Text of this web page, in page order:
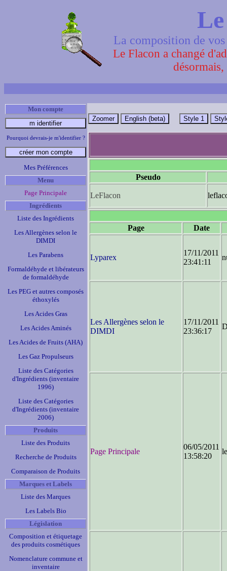
La composition de
Le Flacon a changé
Mon compte
Pourquoi devrais-je m'identifier ?
Mes Préférences
Menu
Page Principale
Ingrédients
Liste des Ingrédients
Les Allergènes selon le
DIMDI
Les Parabens
Formaldéhyde et libérateurs
de formaldéhyde
Les PEG et autres composés
éthoxylés
Les Acides Gras
Les Acides Aminés
Les Acides de Fruits (AHA)
Les Gaz Propulseurs
Liste des Catégories
d'Ingrédients (inventaire
1996)
Liste des Catégories
d'Ingrédients (inventaire
2006)
Produits
Liste des Produits
Recherche de Produits
Comparaison de Produits
Marques et Labels
Liste des Marques
Les Labels Bio
Législation
Composition et étiquetage
des produits cosmétiques
Nomenclature commune et
inventaire
Pseudo
LeFlacon
Page Date
Lyparex
17/11/2011
23:41:11
Les Allergènes selon le
DIMDI
17/11/2011
23:36:17
Page Principale
06/05/2011
13:58:20